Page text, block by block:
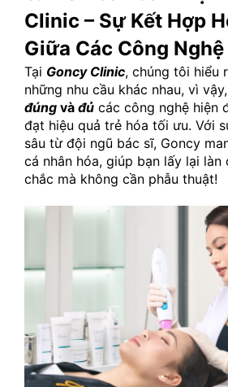
Clinic – Sự Kết Hợp
Giữa Các Công
Tại Goncy Clinic, chúng tôi hiểu
những nhu cầu khác nhau, vì
đúng và đủ các công nghệ hiện
đạt hiệu quả trẻ hóa tối ưu. Với
sâu từ đội ngũ bác sĩ, Goncy
cá nhân hóa, giúp bạn lấy lại làn
chắc mà không cần phẫu thuật!